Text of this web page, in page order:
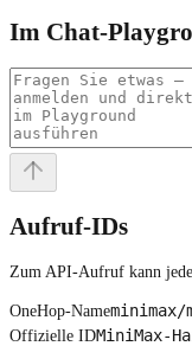
Im Chat-
Aufruf-IDs
Zum API-Aufruf kann
OneHop-Name
Offizielle IDMiniMax-